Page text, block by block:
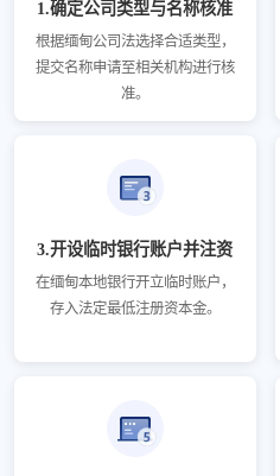
1.确定公司类型与名称核准
根据缅甸公司法选择合适类型，
提交名称申请至相关机构进行核
准。
3.开设临时银行账户并注资
在缅甸本地银行开立临时账户，
存入法定最低注册资本金。